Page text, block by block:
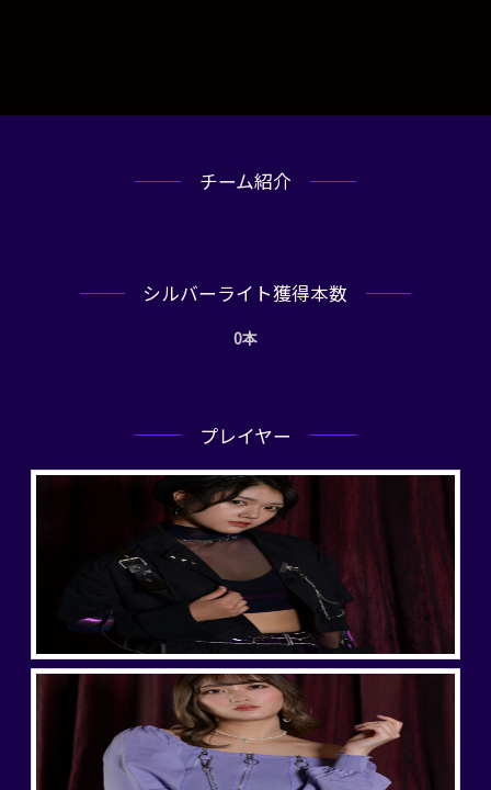
チーム紹介
シルバーライト獲得本数
0本
プレイヤー